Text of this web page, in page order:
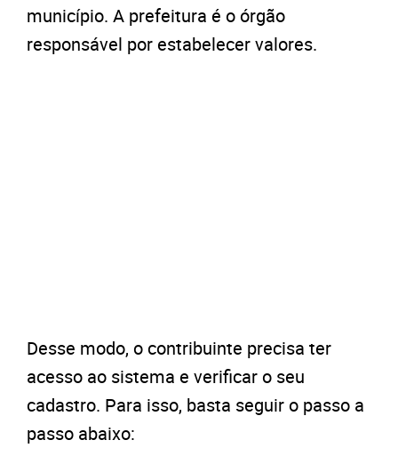
município. A prefeitura é o órgão
responsável por estabelecer valores.
Desse modo, o contribuinte precisa ter
acesso ao sistema e verificar o seu
cadastro. Para isso, basta seguir o passo a
passo abaixo: